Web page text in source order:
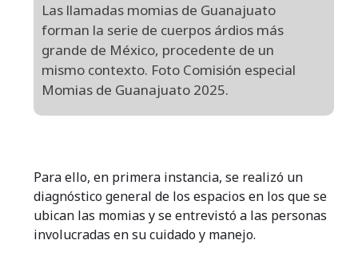
Las llamadas momias de Guanajuato
forman la serie de cuerpos árdios más
grande de México, procedente de un
mismo contexto. Foto Comisión especial
Momias de Guanajuato 2025.
Para ello, en primera instancia, se realizó un
diagnóstico general de los espacios en los que se
ubican las momias y se entrevistó a las personas
involucradas en su cuidado y manejo.